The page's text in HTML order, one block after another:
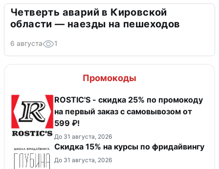
Четверть аварий в Кировской
области — наезды на пешеходов
6 августа 1
Промокоды
ROSTIC'S - скидка 25% по промокоду
на первый заказ с самовывозом от
599 ₽!
До 31 августа, 2026
Скидка 15% на курсы по фридайвингу
До 31 августа, 2026